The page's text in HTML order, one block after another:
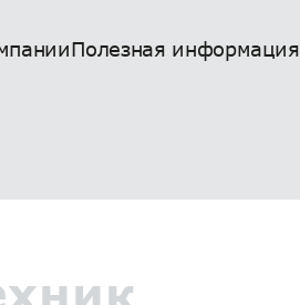
Полезная информация